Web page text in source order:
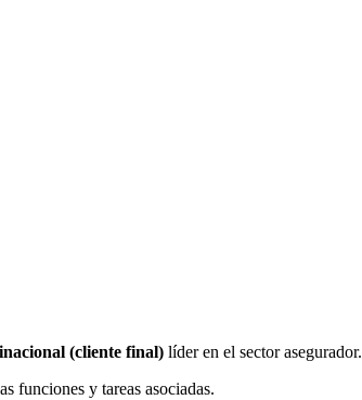
(cliente final) líder en el sector asegurador.
funciones y tareas asociadas.